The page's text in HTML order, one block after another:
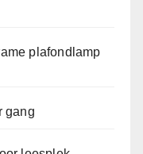
plafondlamp
gang